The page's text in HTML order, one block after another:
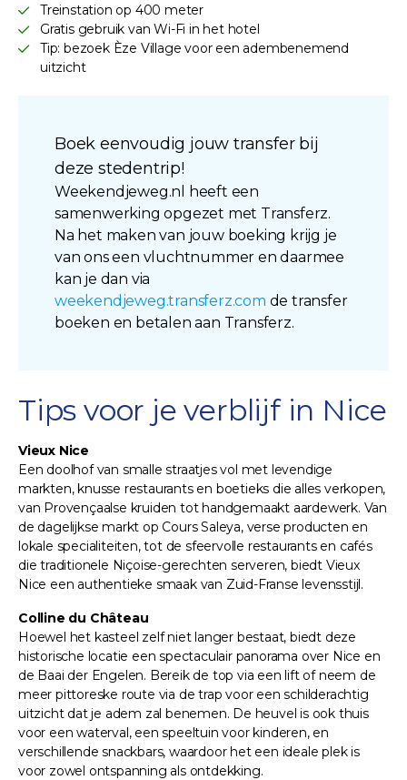
Treinstation op 400 meter
Gratis gebruik van Wi-Fi in het hotel
Tip: bezoek Èze Village voor een adembenemend
uitzicht
Boek eenvoudig jouw transfer bij
deze stedentrip!
Weekendjeweg.nl heeft een
samenwerking opgezet met Transferz.
Na het maken van jouw boeking krijg je
van ons een vluchtnummer en daarmee
kan je dan via
weekendjeweg.transferz.com de transfer
boeken en betalen aan Transferz.
Tips voor je verblijf in Nice
Vieux Nice
Een doolhof van smalle straatjes vol met levendige
markten, knusse restaurants en boetieks die alles verkopen,
van Provençaalse kruiden tot handgemaakt aardewerk. Van
de dagelijkse markt op Cours Saleya, verse producten en
lokale specialiteiten, tot de sfeervolle restaurants en cafés
die traditionele Niçoise-gerechten serveren, biedt Vieux
Nice een authentieke smaak van Zuid-Franse levensstijl.
Colline du Château
Hoewel het kasteel zelf niet langer bestaat, biedt deze
historische locatie een spectaculair panorama over Nice en
de Baai der Engelen. Bereik de top via een lift of neem de
meer pittoreske route via de trap voor een schilderachtig
uitzicht dat je adem zal benemen. De heuvel is ook thuis
voor een waterval, een speeltuin voor kinderen, en
verschillende snackbars, waardoor het een ideale plek is
voor zowel ontspanning als ontdekking.